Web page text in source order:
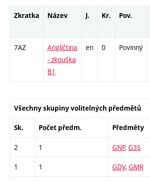
Zkratka Název J. Kr. Pov.
7AZ
Angličtina
- zkouška
B1
en 0 Povinný
Všechny skupiny volitelných předmětů
Sk. Počet předm. Předměty
2 1 GNP, G3S
1 1 GDV, GMR